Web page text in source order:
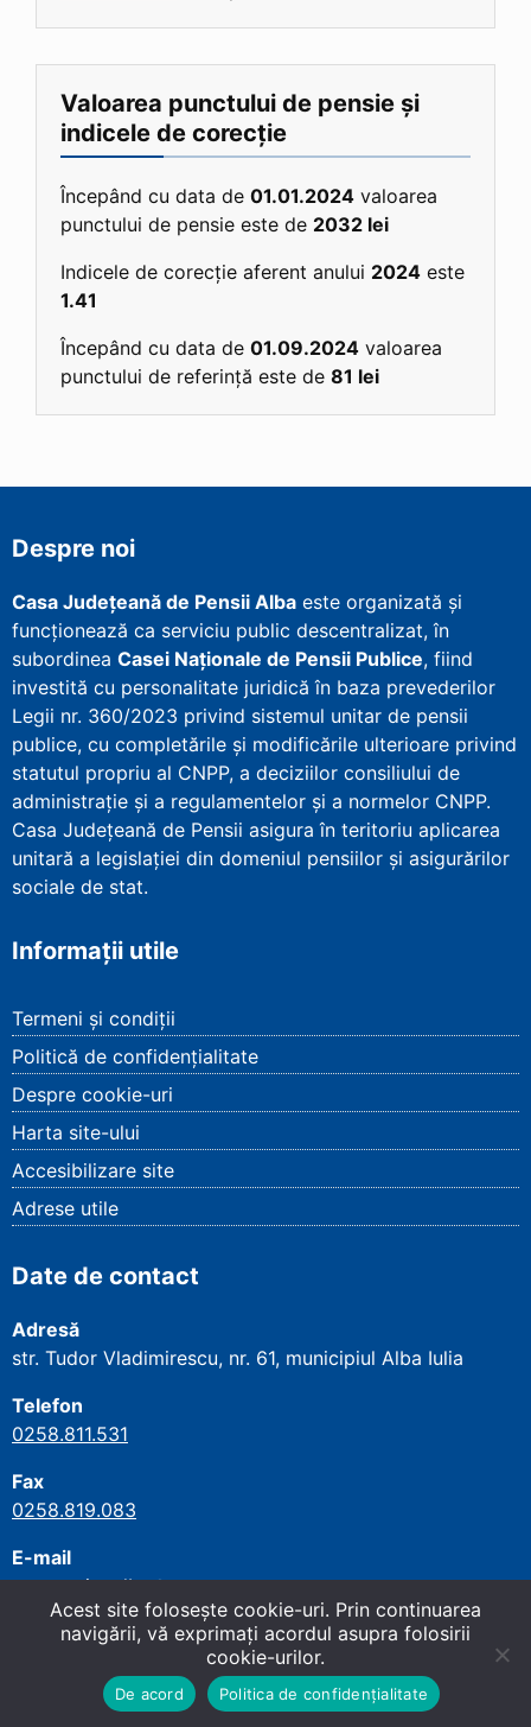
Valoarea punctului de pensie și
indicele de corecție
Începând cu data de 01.01.2024 valoarea
punctului de pensie este de 2032 lei
Indicele de corecție aferent anului 2024 este
1.41
Începând cu data de 01.09.2024 valoarea
punctului de referință este de 81 lei
Despre noi
Casa Județeană de Pensii Alba este organizată și
funcționează ca serviciu public descentralizat, în
subordinea Casei Naționale de Pensii Publice, fiind
investită cu personalitate juridică în baza prevederilor
Legii nr. 360/2023 privind sistemul unitar de pensii
publice, cu completările și modificările ulterioare privind
statutul propriu al CNPP, a deciziilor consiliului de
administrație și a regulamentelor și a normelor CNPP.
Casa Județeană de Pensii asigura în teritoriu aplicarea
unitară a legislației din domeniul pensiilor și asigurărilor
sociale de stat.
Informații utile
Termeni și condiții
Politică de confidențialitate
Despre cookie-uri
Harta site-ului
Accesibilizare site
Adrese utile
Date de contact
Adresă
str. Tudor Vladimirescu, nr. 61, municipiul Alba Iulia
Telefon
0258.811.531
Fax
0258.819.083
E-mail
secretariat.alba@cnpp.ro
Casa Județeană de Pensii
. All rights reserved.Site dezvoltat de WMT
↑
Acest site foloseşte cookie-uri. Prin continuarea
navigării, vă exprimaţi acordul asupra folosirii
cookie-urilor.
De acord Politica de confidențialitate